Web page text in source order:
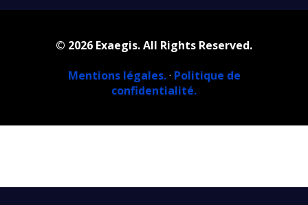
© 2026 Exaegis. All Rights Reserved.
Mentions légales.· Politique de
confidentialité.